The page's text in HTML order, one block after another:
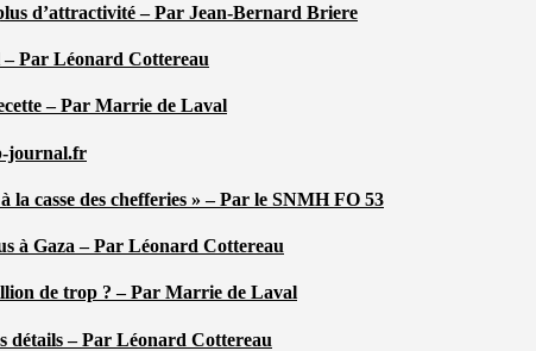
d’attractivité – Par Jean-Bernard Briere
– Par Léonard Cottereau
– Par Marrie de Laval
journal.fr
casse des chefferies » – Par le SNMH FO 53
à Gaza – Par Léonard Cottereau
de trop ? – Par Marrie de Laval
détails – Par Léonard Cottereau